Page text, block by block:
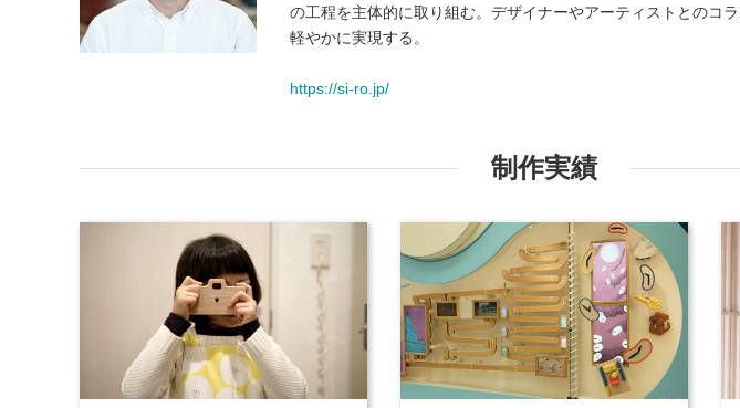
の工程を主体的に取り組む。デザイナーやアーティストとのコ
軽やかに実現する。
https://si-ro.jp/
制作実績